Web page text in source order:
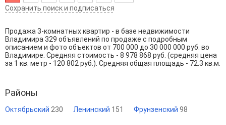
Сохранить поиск и подписаться
Продажа 3-комнатных квартир - в базе недвижимости
Владимира 329 объявлений по продаже с подробным
описанием и фото объектов от 700 000 до 30 000 000 руб. во
Владимире. Средняя стоимость - 8 978 868 руб. (средняя цена
за 1 кв. метр - 120 802 руб.). Средняя общая площадь - 72.3 кв.м.
Районы
Октябрьский 230 Ленинский 151 Фрунзенский 98